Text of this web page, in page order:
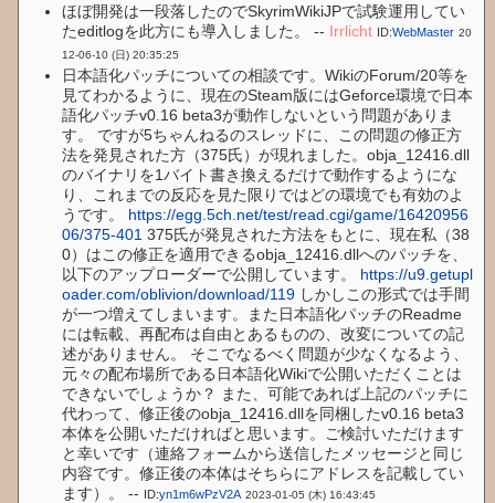
ほぼ開発は一段落したのでSkyrimWikiJPで試験運用してい
たeditlogを此方にも導入しました。 -- Irrlicht ID:WebMaster 20
12-06-10 (日) 20:35:25
日本語化パッチについての相談です。WikiのForum/20等を
見てわかるように、現在のSteam版にはGeforce環境で日本
語化パッチv0.16 beta3が動作しないという問題がありま
す。 ですが5ちゃんねるのスレッドに、この問題の修正方
法を発見された方（375氏）が現れました。obja_12416.dll
のバイナリを1バイト書き換えるだけで動作するようにな
り、これまでの反応を見た限りではどの環境でも有効のよ
うです。 https://egg.5ch.net/test/read.cgi/game/16420956
06/375-401 375氏が発見された方法をもとに、現在私（38
0）はこの修正を適用できるobja_12416.dllへのパッチを、
以下のアップローダーで公開しています。 https://u9.getupl
oader.com/oblivion/download/119 しかしこの形式では手間
が一つ増えてしまいます。また日本語化パッチのReadme
には転載、再配布は自由とあるものの、改変についての記
述がありません。 そこでなるべく問題が少なくなるよう、
元々の配布場所である日本語化Wikiで公開いただくことは
できないでしょうか？ また、可能であれば上記のパッチに
代わって、修正後のobja_12416.dllを同梱したv0.16 beta3
本体を公開いただければと思います。ご検討いただけます
と幸いです（連絡フォームから送信したメッセージと同じ
内容です。修正後の本体はそちらにアドレスを記載してい
ます）。 -- ID:yn1m6wPzV2A 2023-01-05 (木) 16:43:45